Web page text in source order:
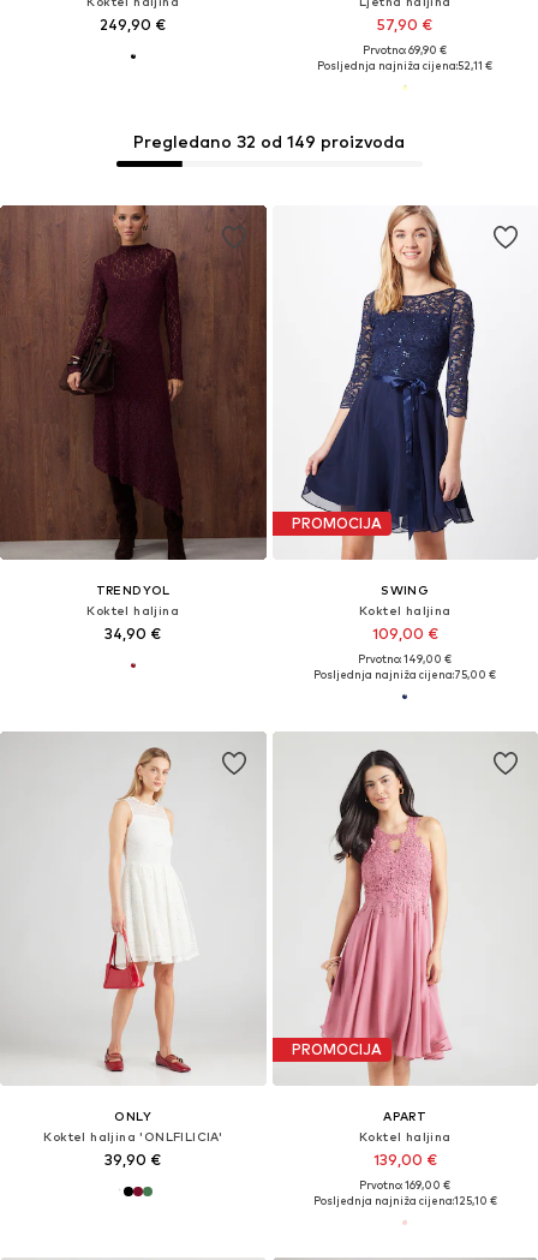
249,90 € 57,90 €
Prvotno: 69,90 €
Posljednja najniža cijena:52,11 €
TRENDYOL
Koktel haljina
34,90 €
Pregledano 32 od 149 proizvoda
PROMOCIJA
SWING
Koktel haljina
109,00 €
Prvotno: 149,00 €
Posljednja najniža cijena:75,00 €
ONLY
Koktel haljina 'ONLFILICIA'
39,90 €
PROMOCIJA
APART
Koktel haljina
139,00 €
Prvotno: 169,00 €
Posljednja najniža cijena:125,10 €